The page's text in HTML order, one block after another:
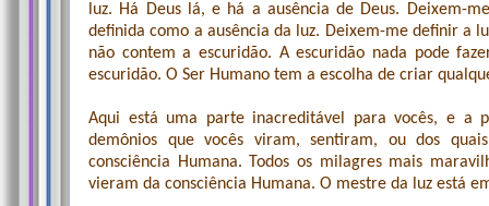
luz. Há Deus lá, e há a ausência de Deus. Deixem-
definida como a ausência da luz. Deixem-me definir a
não contem a escuridão. A escuridão nada pode
escuridão. O Ser Humano tem a escolha de criar
Aqui está uma parte inacreditável para vocês, e a
demônios que vocês viram, sentiram, ou dos
consciência Humana. Todos os milagres mais
vieram da consciência Humana. O mestre da luz está